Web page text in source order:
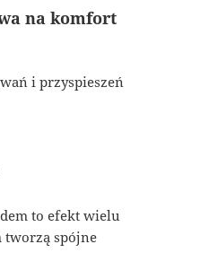
na komfort
i przyspieszeń
to efekt wielu
tworzą spójne